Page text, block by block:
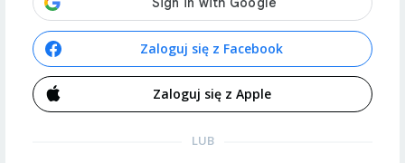
Zaloguj się z Facebook
Zaloguj się z Apple
LUB